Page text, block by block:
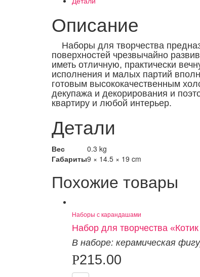
Описание
Наборы для творчества
поверхностей чрезвычайно
иметь отличную, практически
исполнения и малых партий
готовым высококачественным
декупажа и декорирования и
квартиру и любой интерьер.
Детали
Вес
0.3 kg
Габариты9 × 14.5 × 19 cm
Похожие товары
Наборы с карандашами
Набор для творчества
В наборе: керамическая
Р215.00